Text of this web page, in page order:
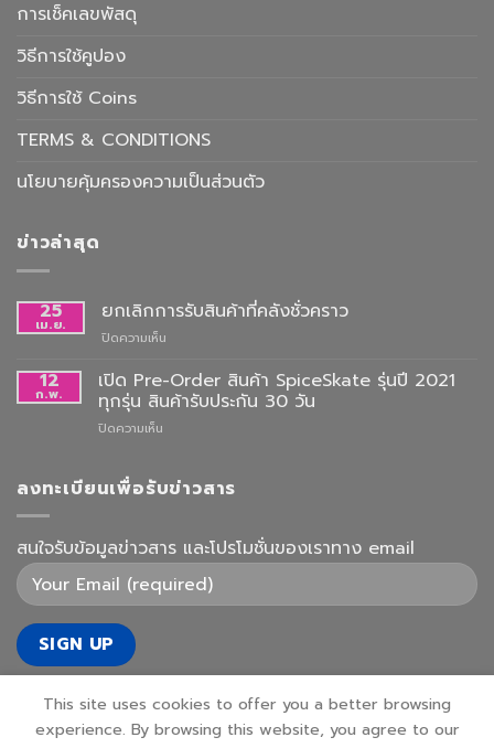
การเช็คเลขพัสดุ
วิธีการใช้คูปอง
วิธีการใช้ Coins
TERMS & CONDITIONS
นโยบายคุ้มครองความเป็นส่วนตัว
ข่าวล่าสุด
25
เม.ย.
ยกเลิกการรับสินค้าที่คลังชั่วคราว
ปิดความเห็น
การ
รับ
สินค้า
12
ก.พ.
เปิด Pre-Order สินค้า SpiceSkate รุ่นปี 2021
ทุกรุ่น สินค้ารับประกัน 30 วัน
ปิดความเห็น
Order
รุ่น
ปี
2021
ทุก
ประกัน
วัน
ลงทะเบียนเพื่อรับข่าวสาร
สนใจรับข้อมูลข่าวสาร และโปรโมชั่นของเราทาง email
This site uses cookies to offer you a better browsing
experience. By browsing this website, you agree to our